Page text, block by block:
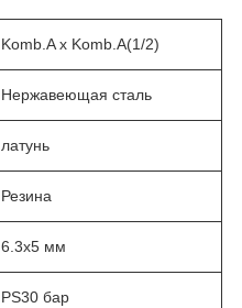
Komb.A x Komb.A(1/2)
Нержавеющая сталь
латунь
Резина
6.3х5 мм
PS30 бар